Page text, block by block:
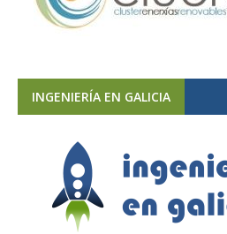
INGENIERÍA EN GALICIA